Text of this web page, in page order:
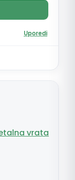
Uporedi